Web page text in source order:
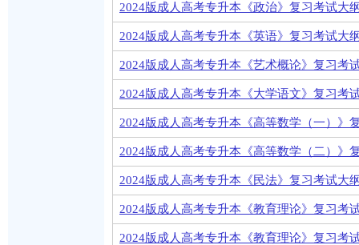
2024版成人高考专升本《政治》复习考试大
2024版成人高考专升本《英语》复习考试大
2024版成人高考专升本《艺术概论》复习考
2024版成人高考专升本《大学语文》复习考
2024版成人高考专升本《高等数学（一）》
2024版成人高考专升本《高等数学（二）》
2024版成人高考专升本《民法》复习考试大
2024版成人高考专升本《教育理论》复习考
2024版成人高考专升本《教育理论》复习考